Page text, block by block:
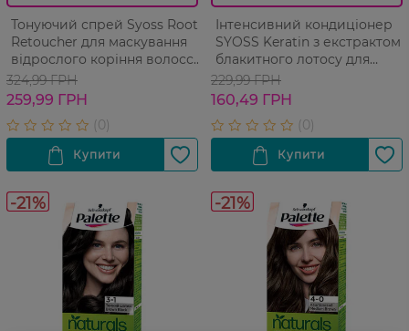
Тонуючий спрей Syoss Root
Retoucher для маскування
відрослого коріння волосся
та сивини Русий
324,99 ГРН
259,99 ГРН
Інтенсивний кондиціонер
SYOSS Keratin з екстрактом
блакитного лотосу для
ламкого волосся 250 мл
229,99 ГРН
160,49 ГРН
-21% -21%